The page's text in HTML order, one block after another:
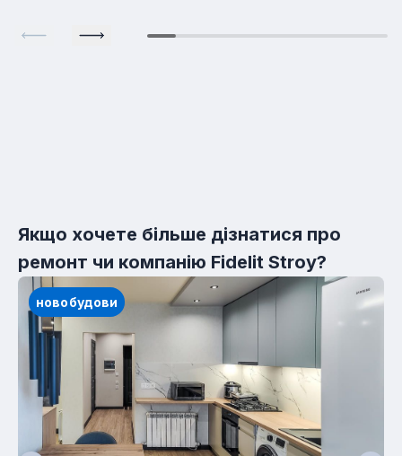
Якщо хочете більше дізнатися про
ремонт чи компанію Fidelit Stroy?
новобудови